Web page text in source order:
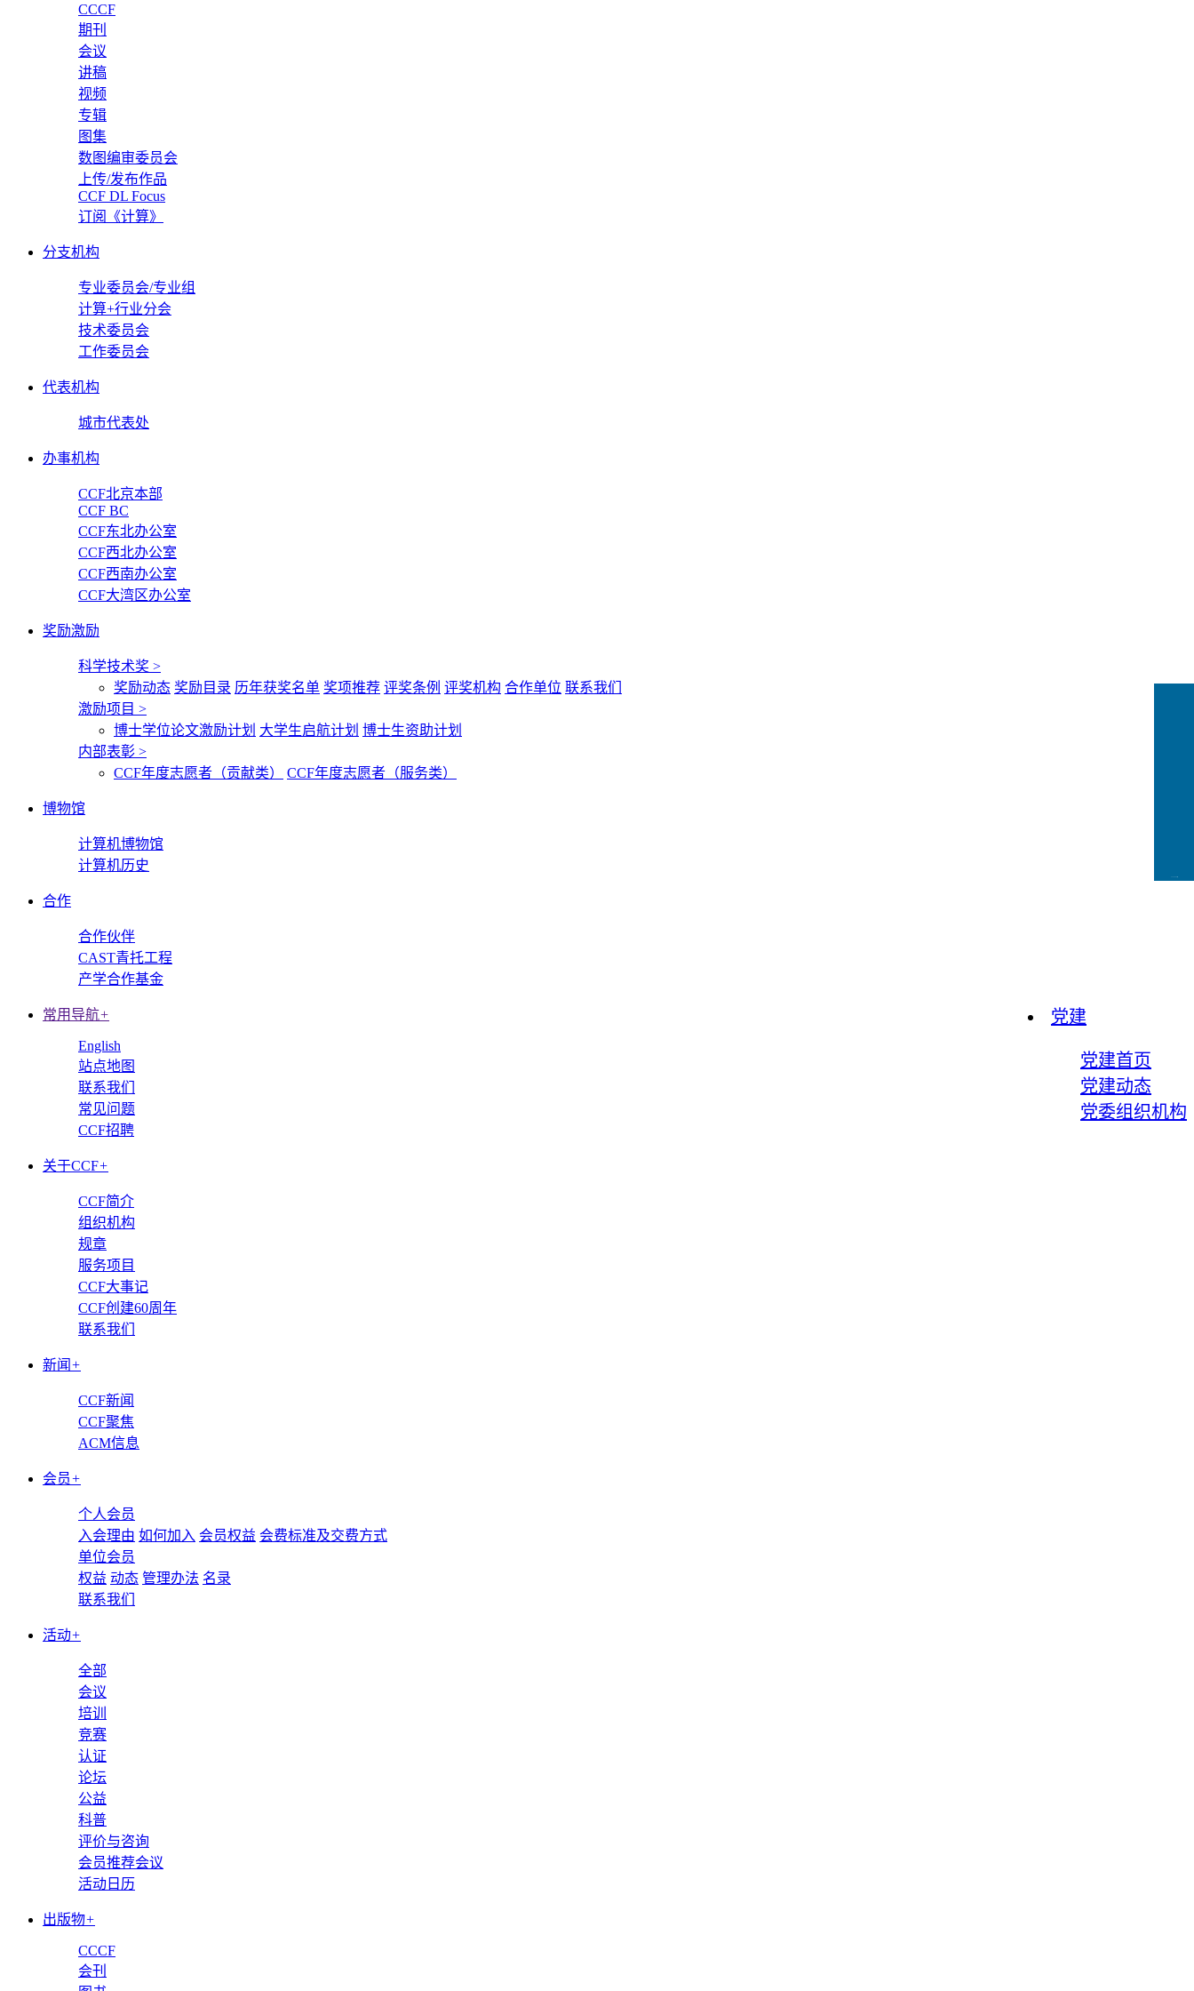
CCCF
期刊
会议
讲稿
视频
专辑
图集
数图编审委员会
上传/发布作品
CCF DL Focus
订阅《计算》
分支机构
专业委员会/专业组
计算+行业分会
技术委员会
工作委员会
代表机构
城市代表处
办事机构
CCF北京本部
CCF BC
CCF东北办公室
CCF西北办公室
CCF西南办公室
CCF大湾区办公室
奖励激励
科学技术奖 >
奖励动态 奖励目录 历年获奖名单 奖项推荐 评奖条例 评奖机构 合作单位 联系我们
激励项目 >
博士学位论文激励计划 大学生启航计划 博士生资助计划
内部表彰 >
CCF年度志愿者（贡献类）
CCF年度志愿者（服务类）
博物馆
计算机博物馆
计算机历史
合作
合作伙伴
CAST青托工程
产学合作基金
党建
党建首页
党建动态
党委组织机构
常用导航+
English
站点地图
联系我们
常见问题
CCF招聘
关于CCF+
CCF简介
组织机构
规章
服务项目
CCF大事记
CCF创建60周年
联系我们
新闻 +
CCF新闻
CCF聚焦
ACM信息
会员+
个人会员
入会理由 如何加入 会员权益 会费标准及交费方式
单位会员
权益 动态 管理办法 名录
联系我们
活动+
全部
会议
培训
竞赛
认证
论坛
公益
科普
评价与咨询
会员推荐会议
活动日历
出版物+
CCCF
会刊